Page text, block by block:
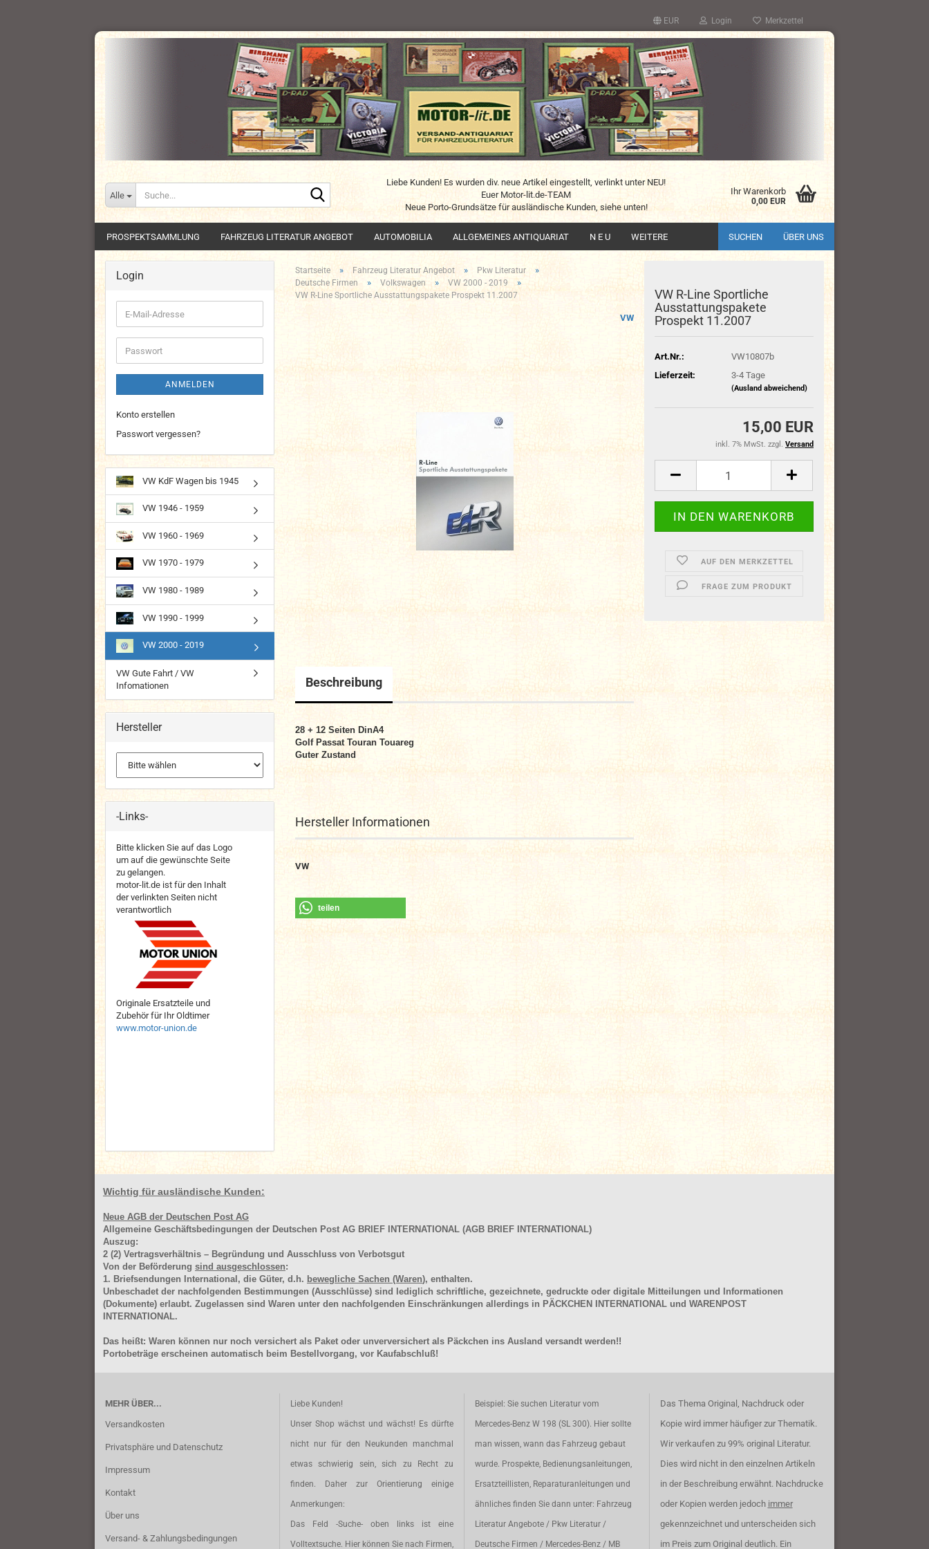
EUR Login Merkzettel
Alle
Liebe Kunden! Es wurden div. neue Artikel eingestellt, verlinkt unter NEU!
Euer Motor-lit.de-TEAM
Neue Porto-Grundsätze für ausländische Kunden, siehe unten!
Ihr Warenkorb
0,00 EUR
PROSPEKTSAMMLUNG FAHRZEUG LITERATUR ANGEBOT AUTOMOBILIA ALLGEMEINES ANTIQUARIAT N E U SUCHEN ÜBER UNS
WEITERE
Startseite » Fahrzeug Literatur Angebot » Pkw Literatur »
Deutsche Firmen » Volkswagen » VW 2000 - 2019 »
VW R-Line Sportliche Ausstattungspakete Prospekt 11.2007
VW
VW R-Line Sportliche
Ausstattungspakete
Prospekt 11.2007
Art.Nr.:
VW10807b
Lieferzeit:
3-4 Tage
(Ausland abweichend)
15,00 EUR
inkl. 7% MwSt. zzgl. Versand
AUF DEN MERKZETTEL
FRAGE ZUM PRODUKT
Beschreibung
28 + 12 Seiten DinA4
Golf Passat Touran Touareg
Guter Zustand
Hersteller Informationen
VW
teilen
Login
E-
Mail-
Adresse
Passwort
ANMELDEN
Konto erstellen
Passwort vergessen?
VW KdF Wagen bis 1945
VW 1946 - 1959
VW 1960 - 1969
VW 1970 - 1979
VW 1980 - 1989
VW 1990 - 1999
VW 2000 - 2019
VW Gute Fahrt / VW
Infomationen
Hersteller
-Links-
Bitte klicken Sie auf das Logo
um auf die gewünschte Seite
zu gelangen.
motor-lit.de ist für den Inhalt
der verlinkten Seiten nicht
verantwortlich
Originale Ersatzteile und
Zubehör für Ihr Oldtimer
www.motor-union.de
Wichtig für ausländische Kunden:
Neue AGB der Deutschen Post AG
Allgemeine Geschäftsbedingungen der Deutschen Post AG BRIEF INTERNATIONAL (AGB BRIEF INTERNATIONAL)
Auszug:
2 (2) Vertragsverhältnis – Begründung und Ausschluss von Verbotsgut
Von der Beförderung sind ausgeschlossen:
1. Briefsendungen International, die Güter, d.h. bewegliche Sachen (Waren), enthalten.
Unbeschadet der nachfolgenden Bestimmungen (Ausschlüsse) sind lediglich schriftliche, gezeichnete, gedruckte oder digitale Mitteilungen und Informationen
(Dokumente) erlaubt. Zugelassen sind Waren unter den nachfolgenden Einschränkungen allerdings in PÄCKCHEN INTERNATIONAL und WARENPOST
INTERNATIONAL.
Das heißt: Waren können nur noch versichert als Paket oder unverversichert als Päckchen ins Ausland versandt werden!!
Portobeträge erscheinen automatisch beim Bestellvorgang, vor Kaufabschluß!
MEHR ÜBER...
Versandkosten
Privatsphäre und Datenschutz
Impressum
Kontakt
Über uns
Versand- & Zahlungsbedingungen
Liebe Kunden!
Unser Shop wächst und wächst! Es dürfte
nicht nur für den Neukunden manchmal
etwas schwierig sein, sich zu Recht zu
finden. Daher zur Orientierung einige
Anmerkungen:
Das Feld -Suche- oben links ist eine
Volltextsuche. Hier können Sie nach Firmen,
Beispiel: Sie suchen Literatur vom
Mercedes-Benz W 198 (SL 300). Hier sollte
man wissen, wann das Fahrzeug gebaut
wurde. Prospekte, Bedienungsanleitungen,
Ersatzteillisten, Reparaturanleitungen und
ähnliches finden Sie dann unter: Fahrzeug
Literatur Angebote / Pkw Literatur /
Deutsche Firmen / Mercedes-Benz / MB
Das Thema Original, Nachdruck oder
Kopie wird immer häufiger zur Thematik.
Wir verkaufen zu 99% original Literatur.
Dies wird nicht in den einzelnen Artikeln
in der Beschreibung erwähnt. Nachdrucke
oder Kopien werden jedoch immer
gekennzeichnet und unterscheiden sich
im Preis zum Original deutlich. Ein